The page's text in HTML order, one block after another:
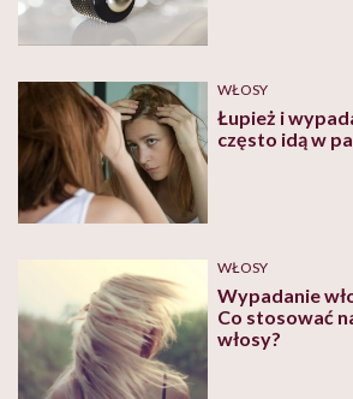
WŁOSY
Łupież i
często idą w
WŁOSY
Wypadanie
Co stosować
włosy?